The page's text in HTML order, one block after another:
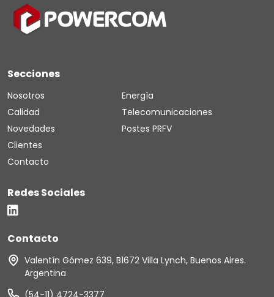
Secciones
Nosotros
Calidad
Novedades
Clientes
Contacto
Energía
Telecomunicaciones
Postes PRFV
Redes Sociales
Contacto
Valentín Gómez 639, B1672 Villa Lynch, Buenos Aires.
Argentina
(54-11) 4724-3377